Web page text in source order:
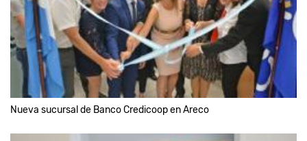
Nueva sucursal de Banco Credicoop en Areco